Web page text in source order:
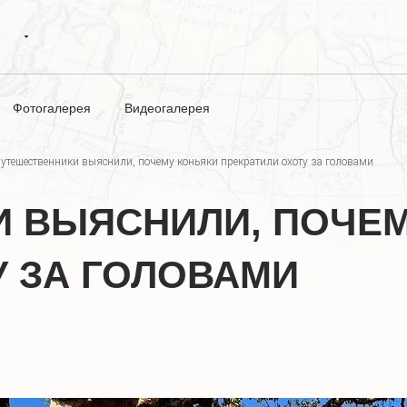
Фотогалерея Видеогалерея
выяснили, почему коньяки прекратили охоту за головами
ВЫЯСНИЛИ,
ЗА ГОЛОВАМИ